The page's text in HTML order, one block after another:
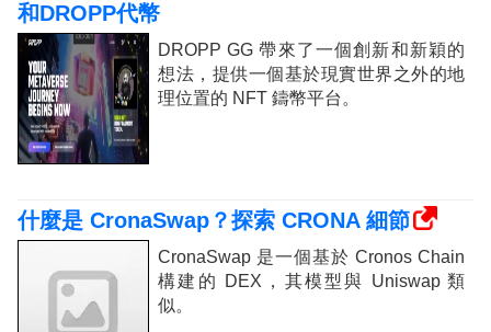
和DROPP代幣
DROPP GG 帶來了一個創新和新穎的
想法，提供一個基於現實世界之外的地
理位置的 NFT 鑄幣平台。
什麼是 CronaSwap？探索 CRONA 細節
CronaSwap 是一個基於 Cronos Chain
構建的 DEX，其模型與 Uniswap 類
似。